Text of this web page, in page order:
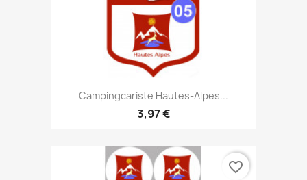
Campingcariste Hautes-Alpes...
3,97 €
favorite_border